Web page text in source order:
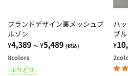
ブランドデザイン裏メッシュブ
ルゾン
¥4,389 ～ ¥5,489 (税込)
8colors
よりどり
ハ
ブ
¥
2